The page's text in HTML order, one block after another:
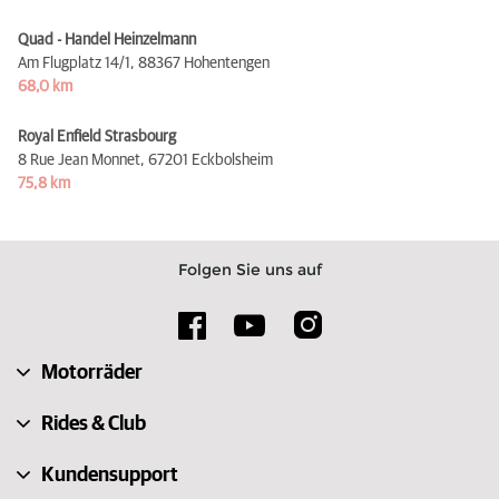
Quad - Handel Heinzelmann
Am Flugplatz 14/1, 88367 Hohentengen
68,0 km
Royal Enfield Strasbourg
8 Rue Jean Monnet, 67201 Eckbolsheim
75,8 km
Folgen Sie uns auf
Motorräder
Rides & Club
Kundensupport